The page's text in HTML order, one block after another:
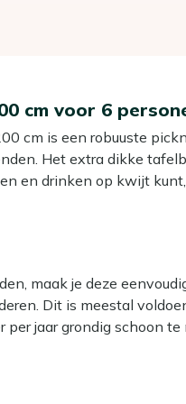
cm voor 6
cm is een robuuste
Het extra dikke
en drinken op kwijt
stevig en vormvast,
maak je deze
Dit is meestal
jaar grondig schoon